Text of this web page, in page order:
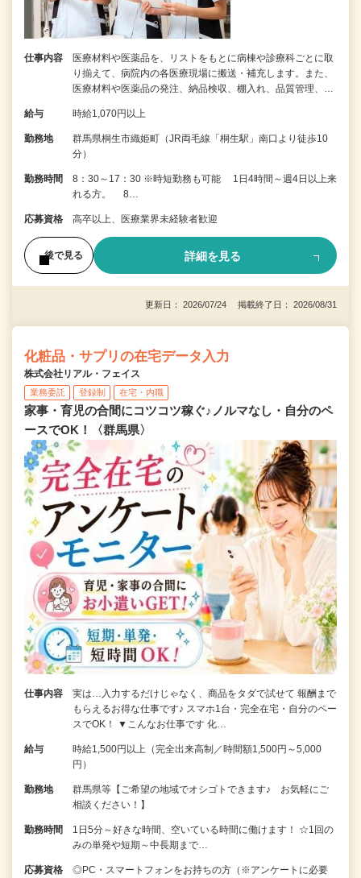
仕事内容
医療材料や医薬品を、リストをもとに病棟や診療科ごとに取
り揃えて、病院内の各医療現場に搬送・補充します。また、
医療材料や医薬品の発注、納品検収、棚入れ、品質管理、…
給与 時給1,070円以上
勤務地
群馬県桐生市織姫町（JR両毛線「桐生駅」南口より徒歩10
分）
勤務時間
8：30～17：30 ※時短勤務も可能 1日4時間～週4日以上来
れる方。 8…
応募資格 高卒以上、医療業界未経験者歓迎
後で見る 詳細を見る
更新日： 2026/07/24 掲載終了日： 2026/08/31
化粧品・サプリの在宅データ入力
株式会社リアル・フェイス
業務委託 登録制 在宅・内職
家事・育児の合間にコツコツ稼ぐ♪ノルマなし・自分のペ
ースでOK！〈群馬県〉
仕事内容
実は…入力するだけじゃなく、商品をタダで試せて 報酬まで
もらえるお得な仕事です♪ スマホ1台・完全在宅・自分のペー
スでOK！ ▼こんなお仕事です 化…
給与
時給1,500円以上（完全出来高制／時間額1,500円～5,000
円）
勤務地
群馬県等【ご希望の地域でオシゴトできます♪ お気軽にご
相談ください！】
勤務時間
1日5分～好きな時間、空いている時間に働けます！ ☆1回の
みの単発や短期～中長期まで…
応募資格
◎PC・スマートフォンをお持ちの方（※アンケートに必要